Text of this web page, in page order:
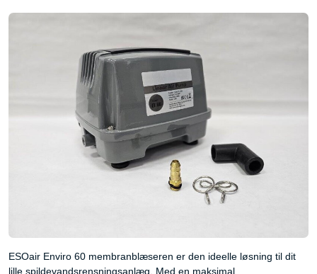
ESOair Enviro 60 membranblæseren er den ideelle løsning til dit
lille spildevandsrensningsanlæg. Med en maksimal